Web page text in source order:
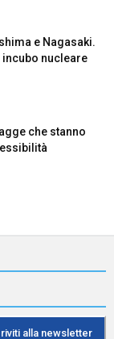
e Nagasaki.
incubo nucleare
che stanno